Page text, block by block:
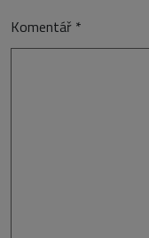
Komentář *